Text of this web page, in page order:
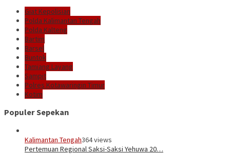
Giat Kepolisian
Polda Kalimantan Tengah
Polda Kalteng
Bartim
Barsel
Buntok
Tamiang Layang
Sampit
Polres Kotawaringin Timur
Kotim
Populer Sepekan
Kalimantan Tengah364 views
Pertemuan Regional Saksi-Saksi Yehuwa 20…